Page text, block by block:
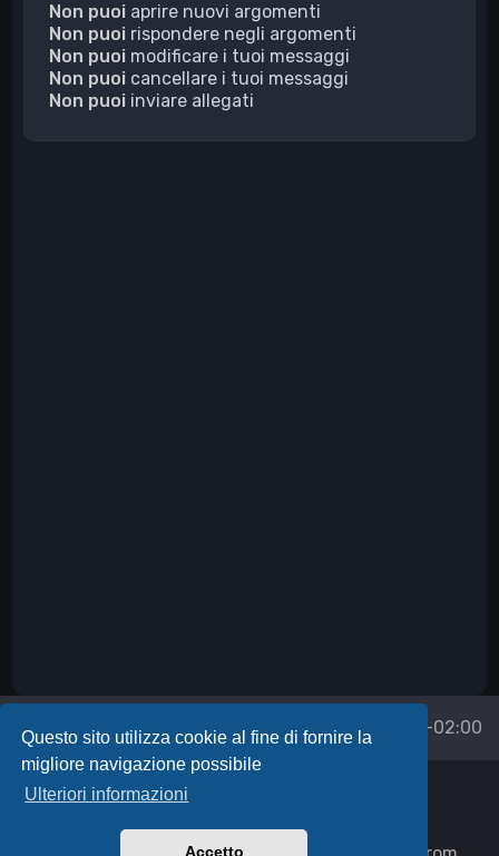
Questo sito utilizza cookie al fine di fornire la
migliore navigazione possibile
Ulteriori informazioni
Accetto
Non puoi aprire nuovi argomenti
Non puoi rispondere negli argomenti
Non puoi modificare i tuoi messaggi
Non puoi cancellare i tuoi messaggi
Non puoi inviare allegati
Forum Tutti gli orari sono UTC+02:00
Powered byphpBB™
Icons made byUniconlabs
Fathema Khanom,Freepik,itim2101